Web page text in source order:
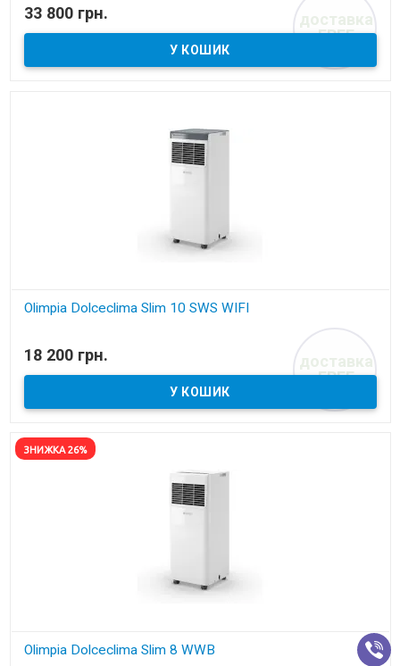
33 800 грн.
доставка
FREE
Olimpia Dolceclima Slim 10 SWS WIFI
Мобільний кондиціонер
18 200 грн.
доставка
FREE
Olimpia Dolceclima Slim 8 WWB
ЗНИЖКА 26%